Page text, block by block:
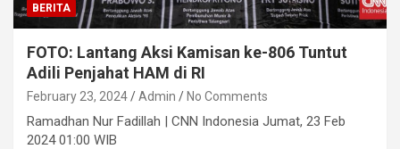
BERITA
FOTO: Lantang Aksi Kamisan ke-806 Tuntut
Adili Penjahat HAM di RI
February 23, 2024 Admin No Comments
Ramadhan Nur Fadillah | CNN Indonesia Jumat, 23 Feb
2024 01:00 WIB